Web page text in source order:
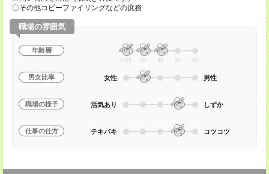
〇その他コピーファイリングなどの庶務
職場の雰囲気
年齢層
20代 30 40 50 60
男女比率 女性 男性
職場の様子 活気あり しずか
仕事の仕方 テキパキ コツコツ